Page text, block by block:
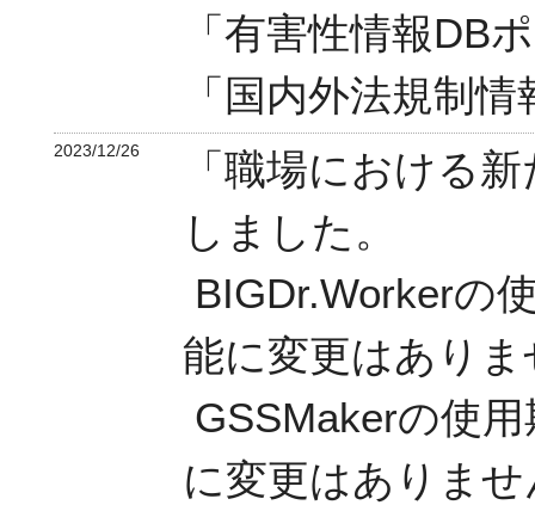
「有害性情報DB
「国内外法規制
2023/12/26
「職場における
しました。
BIGDr.Workerの
能に変更はあり
GSSMakerの使
に変更はありま